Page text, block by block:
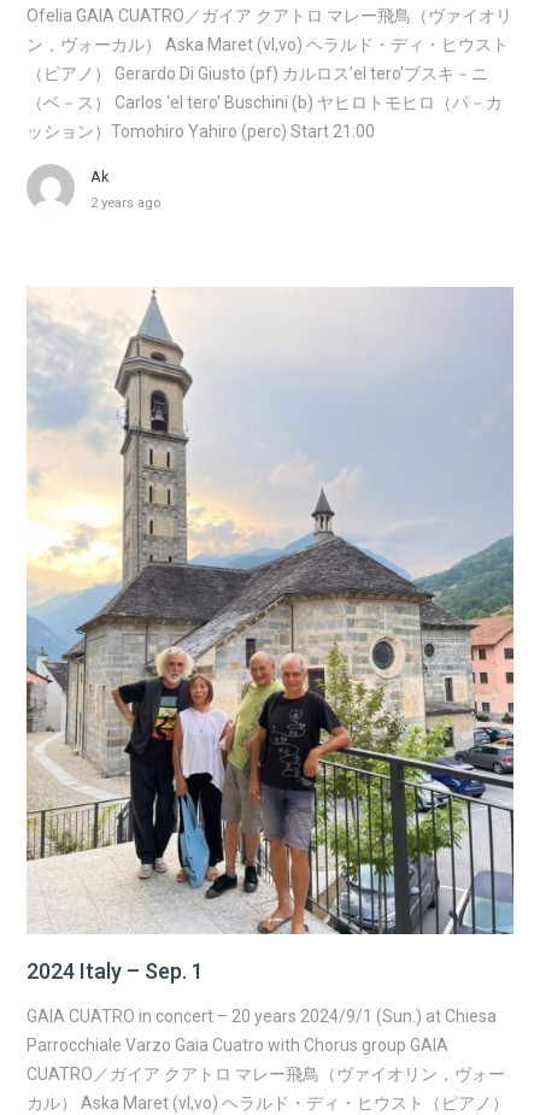
Ofelia GAIA CUATRO／ガイア クアトロ マレー飛鳥（ヴァイオリ
ン，ヴォーカル） Aska Maret (vl,vo) ヘラルド・ディ・ヒウスト
（ピアノ） Gerardo Di Giusto (pf) カルロス’el tero’ブスキ－ニ
（ベ－ス） Carlos ‘el tero’ Buschini (b) ヤヒロトモヒロ（パ－カ
ッション）Tomohiro Yahiro (perc) Start 21:00
Ak
2 years ago
2024 Italy – Sep. 1
GAIA CUATRO in concert – 20 years 2024/9/1 (Sun.) at Chiesa
Parrocchiale Varzo Gaia Cuatro with Chorus group GAIA
CUATRO／ガイア クアトロ マレー飛鳥（ヴァイオリン，ヴォー
カル） Aska Maret (vl,vo) ヘラルド・ディ・ヒウスト（ピアノ）